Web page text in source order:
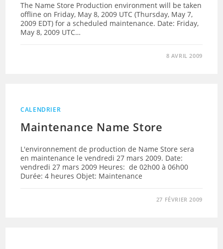
The Name Store Production environment will be taken
offline on Friday, May 8, 2009 UTC (Thursday, May 7,
2009 EDT) for a scheduled maintenance. Date: Friday,
May 8, 2009 UTC…
8 AVRIL 2009
CALENDRIER
Maintenance Name Store
L'environnement de production de Name Store sera
en maintenance le vendredi 27 mars 2009. Date:
vendredi 27 mars 2009 Heures: de 02h00 à 06h00
Durée: 4 heures Objet: Maintenance
27 FÉVRIER 2009